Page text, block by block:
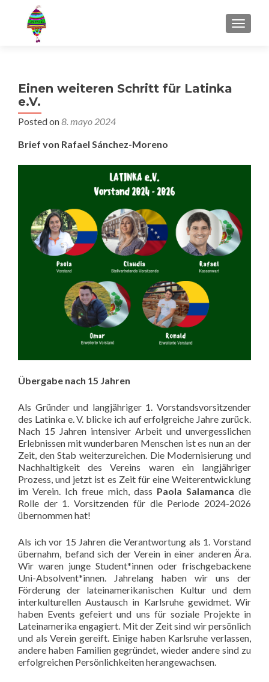
MENU
Einen weiteren Schritt für Latinka
e.V.
Posted on8. mayo 2024
Brief von Rafael Sánchez-Moreno
Übergabe nach 15 Jahren
Als Gründer und langjähriger 1. Vorstandsvorsitzender
des Latinka e. V. blicke ich auf erfolgreiche Jahre zurück.
Nach 15 Jahren intensiver Arbeit und unvergesslichen
Erlebnissen mit wunderbaren Menschen ist es nun an der
Zeit, den Stab weiterzureichen. Die Modernisierung und
Nachhaltigkeit des Vereins waren ein langjähriger
Prozess, und jetzt ist es Zeit für eine Weiterentwicklung
im Verein. Ich freue mich, dass Paola Salamanca die
Rolle der 1. Vorsitzenden für die Periode 2024-2026
übernommen hat!
Als ich vor 15 Jahren die Verantwortung als 1. Vorstand
übernahm, befand sich der Verein in einer anderen Ära.
Wir waren junge Student*innen oder frischgebackene
Uni-Absolvent*innen. Jahrelang haben wir uns der
Förderung der lateinamerikanischen Kultur und dem
interkulturellen Austausch in Karlsruhe gewidmet. Wir
haben Events gefeiert und uns für soziale Projekte in
Lateinamerika engagiert. Mit der Zeit sind wir persönlich
und als Verein gereift. Einige haben Karlsruhe verlassen,
andere haben Familien gegründet, wieder andere sind zu
erfolgreichen Persönlichkeiten herangewachsen.